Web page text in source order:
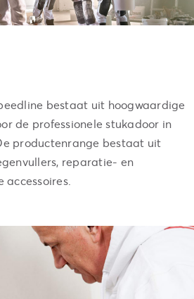
bestaat uit hoogwaardige
de professionele stukadoor in
productenrange bestaat uit
reparatie- en
accessoires.